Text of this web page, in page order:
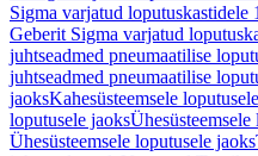
Sigma varjatud loputuskastidele
Geberit Sigma varjatud
juhtseadmed pneumaatilise
juhtseadmed pneumaatilise
jaoksKahesüsteemsele loputusele
loputusele jaoksÜhesüsteemsele
Ühesüsteemsele loputusele jaoks